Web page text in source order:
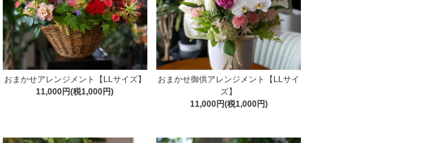
おまかせアレンジメント【LLサイズ】
11,000円(税1,000円)
おまかせ御供アレンジメント【LLサイ
ズ】
11,000円(税1,000円)